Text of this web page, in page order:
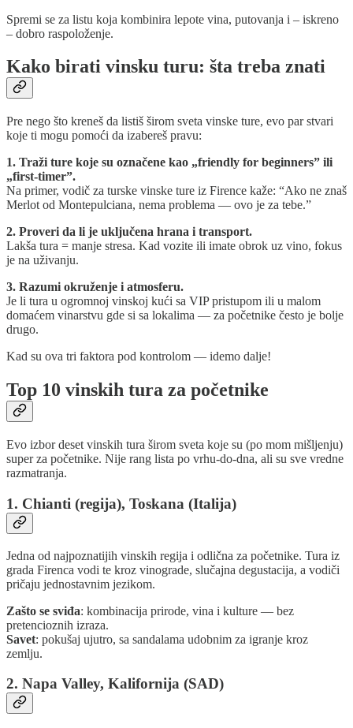
Spremi se za listu koja kombinira lepote vina, putovanja i – iskreno
– dobro raspoloženje.
Kako birati vinsku turu: šta treba znati
Pre nego što kreneš da listiš širom sveta vinske ture, evo par stvari
koje ti mogu pomoći da izabereš pravu:
1. Traži ture koje su označene kao „friendly for beginners” ili
„first-timer”.
Na primer, vodič za turske vinske ture iz Firence kaže: “Ako ne znaš
Merlot od Montepulciana, nema problema — ovo je za tebe.”
2. Proveri da li je uključena hrana i transport.
Lakša tura = manje stresa. Kad vozite ili imate obrok uz vino, fokus
je na uživanju.
3. Razumi okruženje i atmosferu.
Je li tura u ogromnoj vinskoj kući sa VIP pristupom ili u malom
domaćem vinarstvu gde si sa lokalima — za početnike često je bolje
drugo.
Kad su ova tri faktora pod kontrolom — idemo dalje!
Top 10 vinskih tura za početnike
Evo izbor deset vinskih tura širom sveta koje su (po mom mišljenju)
super za početnike. Nije rang lista po vrhu-do-dna, ali su sve vredne
razmatranja.
1. Chianti (regija), Toskana (Italija)
Jedna od najpoznatijih vinskih regija i odlična za početnike. Tura iz
grada Firenca vodi te kroz vinograde, slučajna degustacija, a vodiči
pričaju jednostavnim jezikom.
Zašto se sviđa: kombinacija prirode, vina i kulture — bez
pretencioznih izraza.
Savet: pokušaj ujutro, sa sandalama udobnim za igranje kroz
zemlju.
2. Napa Valley, Kalifornija (SAD)